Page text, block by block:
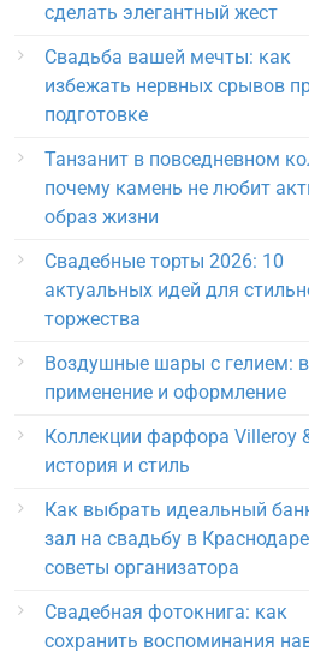
сделать элегантный жест
Свадьба вашей мечты: как
избежать нервных срывов
подготовке
Танзанит в повседневном
почему камень не любит
образ жизни
Свадебные торты 2026: 10
актуальных идей для
торжества
Воздушные шары с гелием:
применение и оформление
Коллекции фарфора Villeroy
история и стиль
Как выбрать идеальный
зал на свадьбу в
советы организатора
Свадебная фотокнига: как
сохранить воспоминания